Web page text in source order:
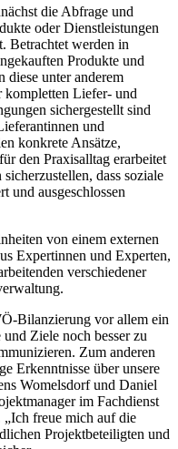
die Abfrage und
oder Dienstleistungen
Betrachtet werden in
Produkte und
diese unter anderem
kompletten Liefer- und
sichergestellt sind
und
konkrete Ansätze,
den Praxisalltag erarbeitet
dass soziale
und ausgeschlossen
von einem externen
Expertinnen und Experten,
verschiedener
Bilanzierung vor allem ein
Ziele noch besser zu
Zum anderen
Erkenntnisse über unsere
Womelsdorf und Daniel
im Fachdienst
freue mich auf die
Projektbeteiligten und